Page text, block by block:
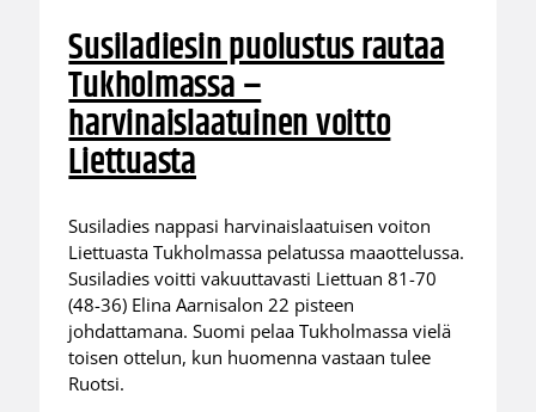
Susiladiesin puolustus rautaa
Tukholmassa –
harvinaislaatuinen voitto
Liettuasta
Susiladies nappasi harvinaislaatuisen voiton
Liettuasta Tukholmassa pelatussa maaottelussa.
Susiladies voitti vakuuttavasti Liettuan 81-70
(48-36) Elina Aarnisalon 22 pisteen
johdattamana. Suomi pelaa Tukholmassa vielä
toisen ottelun, kun huomenna vastaan tulee
Ruotsi.